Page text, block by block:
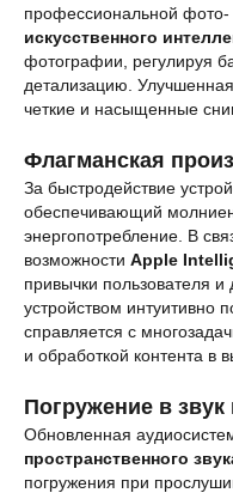
профессиональной фото-
искусственного
фотографии, регулируя
детализацию.
четкие и насыщенные
Флагманская
За быстродействие
обеспечивающий
энергопотребление. В
возможности Apple
привычки пользователя
устройством интуитивно
справляется с
и обработкой контента в
Погружение в
Обновленная
пространственного
погружения при